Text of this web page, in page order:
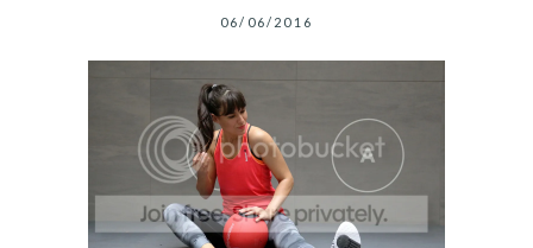
06/06/2016